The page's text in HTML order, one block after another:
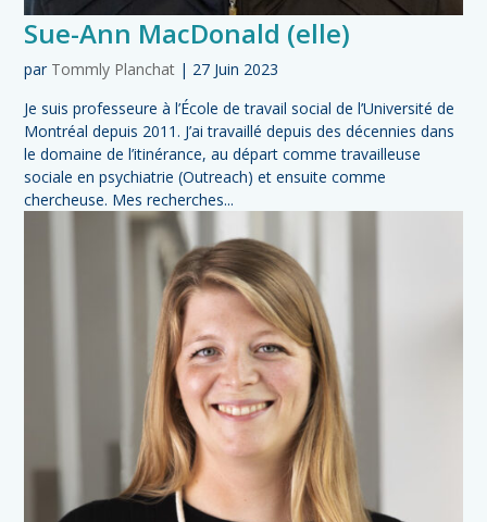
Sue-Ann MacDonald (elle)
par Tommly Planchat | 27 Juin 2023
Je suis professeure à l’École de travail social de l’Université de
Montréal depuis 2011. J’ai travaillé depuis des décennies dans
le domaine de l’itinérance, au départ comme travailleuse
sociale en psychiatrie (Outreach) et ensuite comme
chercheuse. Mes recherches...